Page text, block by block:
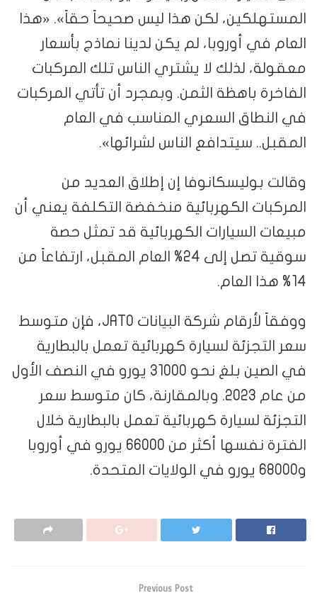
المستهلكين، لكن هذا ليس صحيحاً حقاً». «هذا
العام في أوروبا، لم يكن لدينا نماذج بأسعار
معقولة، لذلك لا يشتري الناس تلك المركبات
الفاخرة باهظة الثمن. وبمجرد أن تأتي المركبات
في النطاق السعري المناسب في العام
المقبل.. سيتدافع الناس لشرائها».
وقالت بوليسكانوفا إن إطلاق العديد من
المركبات الكهربائية منخفضة التكلفة يعني أن
مبيعات السيارات الكهربائية قد تمثل حصة
سوقية تصل إلى 24% العام المقبل، ارتفاعاً من
14% هذا العام.
ووفقاً لأرقام شركة البيانات JATO، فإن متوسط
سعر التجزئة لسيارة كهربائية تعمل بالبطارية
في الصين بلغ نحو 31000 يورو في النصف الأول
من عام 2023. وبالمقارنة، كان متوسط سعر
التجزئة لسيارة كهربائية تعمل بالبطارية خلال
الفترة نفسها أكثر من 66000 يورو في أوروبا
و68000 يورو في الولايات المتحدة.
Previous Post